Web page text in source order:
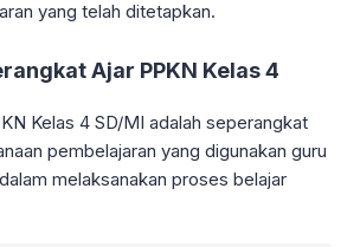
yang telah ditetapkan.
Ajar PPKN Kelas 4
Kelas 4 SD/MI adalah seperangkat
pembelajaran yang digunakan guru
melaksanakan proses belajar